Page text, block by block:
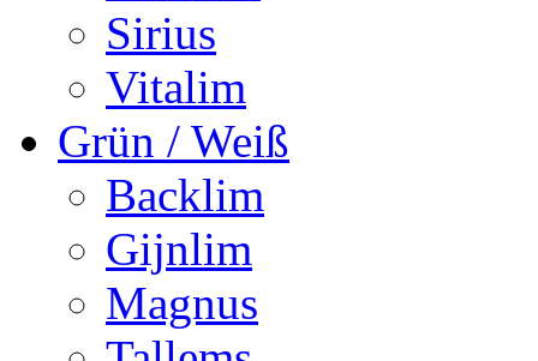
Sirius
Vitalim
Grün / Weiß
Backlim
Gijnlim
Magnus